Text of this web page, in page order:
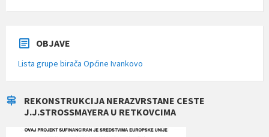
OBJAVE
Lista grupe birača Općine Ivankovo
REKONSTRUKCIJA NERAZVRSTANE CESTE
J.J.STROSSMAYERA U RETKOVCIMA